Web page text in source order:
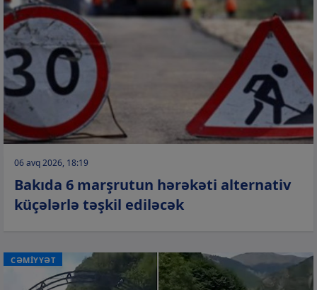
06 avq 2026, 18:19
Bakıda 6 marşrutun hərəkəti alternativ
küçələrlə təşkil ediləcək
CƏMİYYƏT